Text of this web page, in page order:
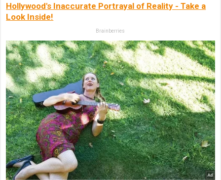
Hollywood's Inaccurate Portrayal of Reality - Take a
Look Inside!
Brainberries